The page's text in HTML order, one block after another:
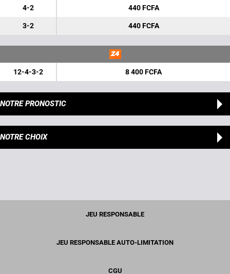
4-2 440 FCFA
3-2 440 FCFA
12-4-3-2 8 400 FCFA
NOTRE PRONOSTIC
NOTRE CHOIX
JEU RESPONSABLE
JEU RESPONSABLE AUTO-LIMITATION
CGU